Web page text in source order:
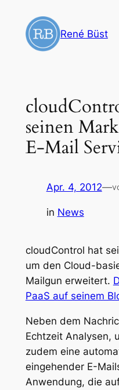
Inhalt
springen
René Büst
seinen
E-Mail
Apr. 4, 2012—
in News
cloudControl hat
um den Cloud-
Mailgun erweitert.
PaaS auf seinem
Neben dem
Echtzeit Analysen,
zudem eine
eingehender E-
Anwendung, die